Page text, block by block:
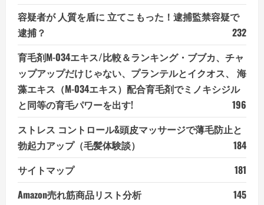
容疑者が 人質を盾に 立てこもった！逮捕監禁容疑で
逮捕？
232
育毛剤M-034エキス/比較＆ランキング・ブブカ、チャ
ップアップだけじゃない、プランテルとイクオス、 海
藻エキス（M-034エキス）配合育毛剤でミノキシジル
と同等の育毛パワーを出す!
196
ストレス コントロール&頭皮マッサージで薄毛防止と
勃起力アップ（毛髪体験談）
184
サイトマップ
181
Amazon売れ筋商品リスト分析
145